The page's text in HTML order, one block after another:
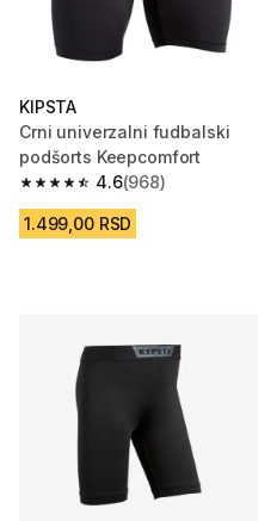
KIPSTA
Crni univerzalni fudbalski
podšorts Keepcomfort
4.6
4.6 od 5 zvezdica from 968
(968)
1.499,00 RSD